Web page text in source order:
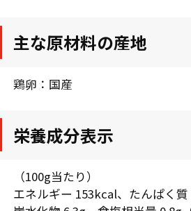
主な原材料の産地
鶏卵：国産
栄養成分表示
（100g当たり）
エネルギー 153kcal、たんぱく質